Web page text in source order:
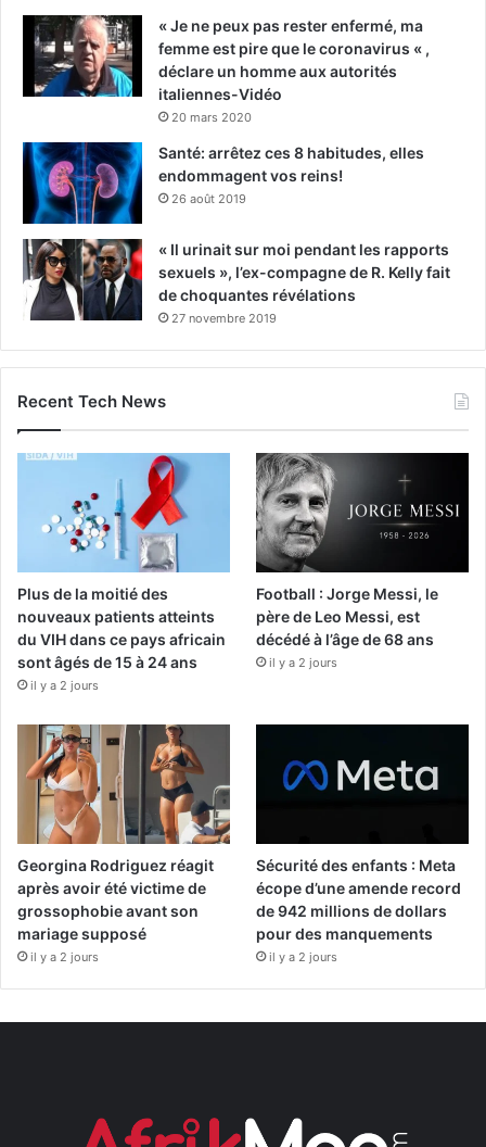
« Je ne peux pas rester enfermé, ma
femme est pire que le coronavirus « ,
déclare un homme aux autorités
italiennes-Vidéo
20 mars 2020
Santé: arrêtez ces 8 habitudes, elles
endommagent vos reins!
26 août 2019
« Il urinait sur moi pendant les rapports
sexuels », l’ex-compagne de R. Kelly fait
de choquantes révélations
27 novembre 2019
Recent Tech News
Plus de la moitié des
nouveaux patients atteints
du VIH dans ce pays africain
sont âgés de 15 à 24 ans
il y a 2 jours
Football : Jorge Messi, le
père de Leo Messi, est
décédé à l’âge de 68 ans
il y a 2 jours
Georgina Rodriguez réagit
après avoir été victime de
grossophobie avant son
mariage supposé
il y a 2 jours
Sécurité des enfants : Meta
écope d’une amende record
de 942 millions de dollars
pour des manquements
il y a 2 jours